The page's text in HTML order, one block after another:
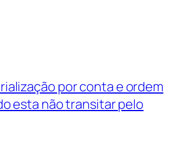
por conta e ordem
esta não transitar pelo